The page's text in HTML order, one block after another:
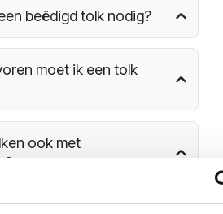
beëdigd tolk nodig?
moet ik een tolk
ook met